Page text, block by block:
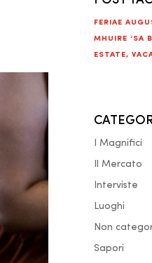
FERIAE
MHUIRE ‘SA
ESTATE,
I Magnifici
Il Mercato
Interviste
Luoghi
Non
Sapori